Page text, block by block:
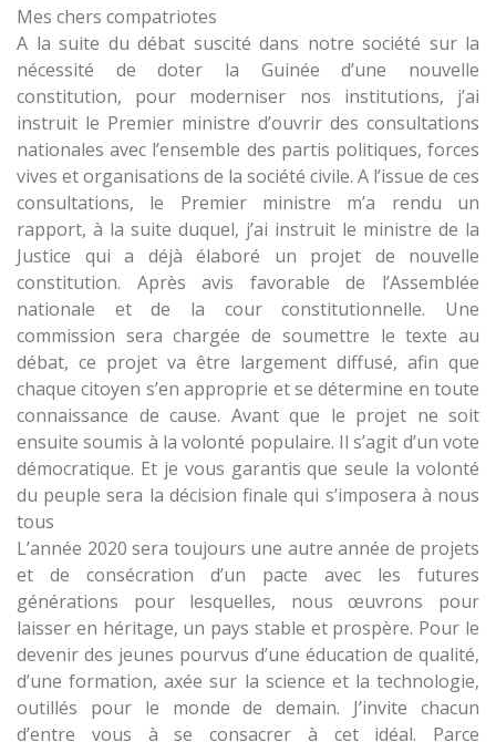
Mes chers compatriotes
A la suite du débat suscité dans notre société sur la
nécessité de doter la Guinée d’une nouvelle
constitution, pour moderniser nos institutions, j’ai
instruit le Premier ministre d’ouvrir des consultations
nationales avec l’ensemble des partis politiques, forces
vives et organisations de la société civile. A l’issue de ces
consultations, le Premier ministre m’a rendu un
rapport, à la suite duquel, j’ai instruit le ministre de la
Justice qui a déjà élaboré un projet de nouvelle
constitution. Après avis favorable de l’Assemblée
nationale et de la cour constitutionnelle. Une
commission sera chargée de soumettre le texte au
débat, ce projet va être largement diffusé, afin que
chaque citoyen s’en approprie et se détermine en toute
connaissance de cause. Avant que le projet ne soit
ensuite soumis à la volonté populaire. Il s’agit d’un vote
démocratique. Et je vous garantis que seule la volonté
du peuple sera la décision finale qui s’imposera à nous
tous
L’année 2020 sera toujours une autre année de projets
et de consécration d’un pacte avec les futures
générations pour lesquelles, nous œuvrons pour
laisser en héritage, un pays stable et prospère. Pour le
devenir des jeunes pourvus d’une éducation de qualité,
d’une formation, axée sur la science et la technologie,
outillés pour le monde de demain. J’invite chacun
d’entre vous à se consacrer à cet idéal. Parce